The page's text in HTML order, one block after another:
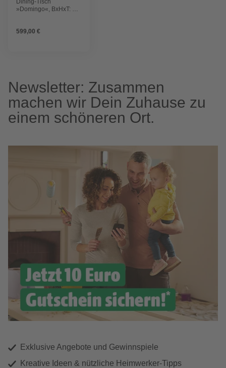
Dining-Tisch
»Domingo«, BxHxT: 90
taupe/hellgrau
599,00 €
Newsletter: Zusammen
machen wir Dein Zuhause zu
einem schöneren Ort.
Exklusive Angebote und Gewinnspiele
Kreative Ideen & nützliche Heimwerker-Tipps